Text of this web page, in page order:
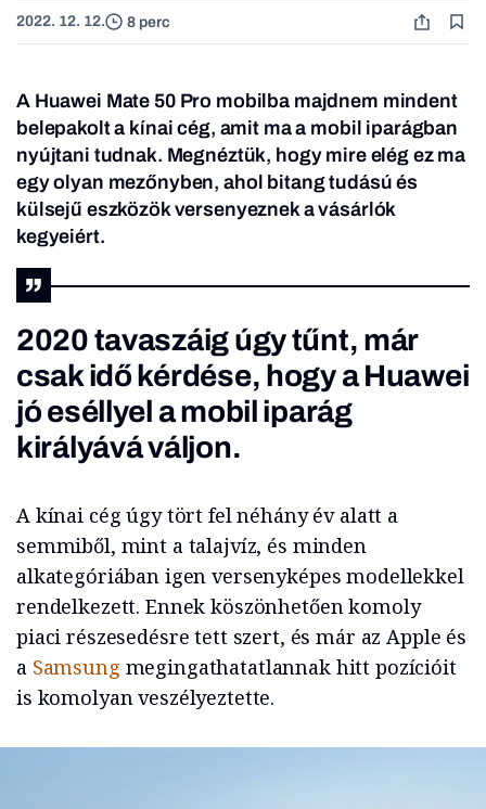
2022. 12. 12. 8 perc
A Huawei Mate 50 Pro mobilba majdnem mindent
belepakolt a kínai cég, amit ma a mobil iparágban
nyújtani tudnak. Megnéztük, hogy mire elég ez ma
egy olyan mezőnyben, ahol bitang tudású és
külsejű eszközök versenyeznek a vásárlók
kegyeiért.
2020 tavaszáig úgy tűnt, már
csak idő kérdése, hogy a Huawei
jó eséllyel a mobil iparág
királyává váljon.
A kínai cég úgy tört fel néhány év alatt a
semmiből, mint a talajvíz, és minden
alkategóriában igen versenyképes modellekkel
rendelkezett. Ennek köszönhetően komoly
piaci részesedésre tett szert, és már az Apple és
a Samsung megingathatatlannak hitt pozícióit
is komolyan veszélyeztette.